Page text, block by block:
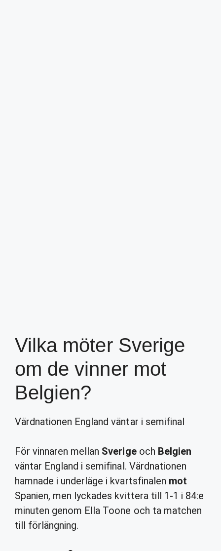
Vilka möter Sverige
om de vinner mot
Belgien?
Värdnationen England väntar i semifinal
För vinnaren mellan Sverigeoch Belgien
väntar England i semifinal. Värdnationen
hamnade i underläge i kvartsfinalen mot
Spanien, men lyckades kvittera till 1-1 i 84:e
minuten genom Ella Toone och ta matchen
till förlängning.